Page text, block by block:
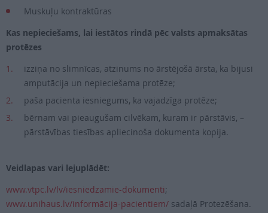
Muskuļu kontraktūras
Kas nepieciešams, lai iestātos rindā pēc valsts apmaksātas
protēzes
izziņa no slimnīcas, atzinums no ārstējošā ārsta, ka bijusi
amputācija un nepieciešama protēze;
paša pacienta iesniegums, ka vajadzīga protēze;
bērnam vai pieaugušam cilvēkam, kuram ir pārstāvis, –
pārstāvības tiesības apliecinoša dokumenta kopija.
Veidlapas vari lejuplādēt:
www.vtpc.lv/lv/iesniedzamie-dokumenti;
www.unihaus.lv/informācija-pacientiem/ sadaļā Protezēšana.